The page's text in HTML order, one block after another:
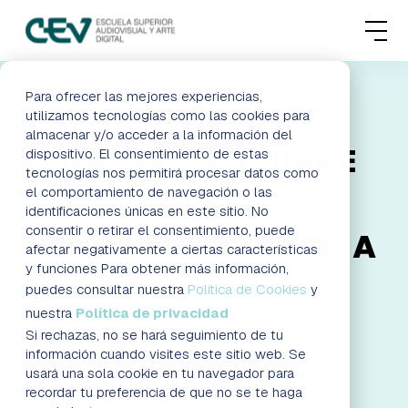
Para ofrecer las mejores experiencias,
utilizamos tecnologías como las cookies para
almacenar y/o acceder a la información del
dispositivo. El consentimiento de estas
tecnologías nos permitirá procesar datos como
el comportamiento de navegación o las
identificaciones únicas en este sitio. No
consentir o retirar el consentimiento, puede
afectar negativamente a ciertas características
y funciones Para obtener más información,
puedes consultar nuestra Política de Cookies y
nuestra Política de privacidad
Si rechazas, no se hará seguimiento de tu
información cuando visites este sitio web. Se
usará una sola cookie en tu navegador para
recordar tu preferencia de que no se te haga
MENU
FORMACIONES
ADMISIONES
ACTUALIDAD
ESCUELA
CONTACTO
RESERVAR PLAZA VISITAR ESCUELA
BLOG
¡MADRID IN GAME
REGRESA! DESCUBRE
EL FUTURO DEL
VIDEOJUEGO JUNTO A
CEV
¡INSCRÍBETE!
AGENDA DE LA JORNADA